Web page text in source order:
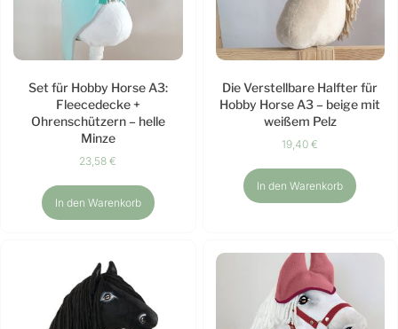
Set für Hobby Horse A3:
Fleecedecke +
Ohrenschützern – helle
Minze
23,58€
In den Warenkorb
Die Verstellbare Halfter für
Hobby Horse A3 – beige mit
weißem Pelz
19,40€
In den Warenkorb